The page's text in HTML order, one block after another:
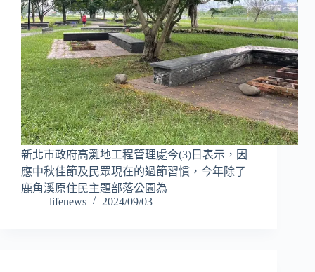
新北市政府高灘地工程管理處今(3)日表示，因
應中秋佳節及民眾現在的過節習慣，今年除了
鹿角溪原住民主題部落公園為
lifenews
2024/09/03